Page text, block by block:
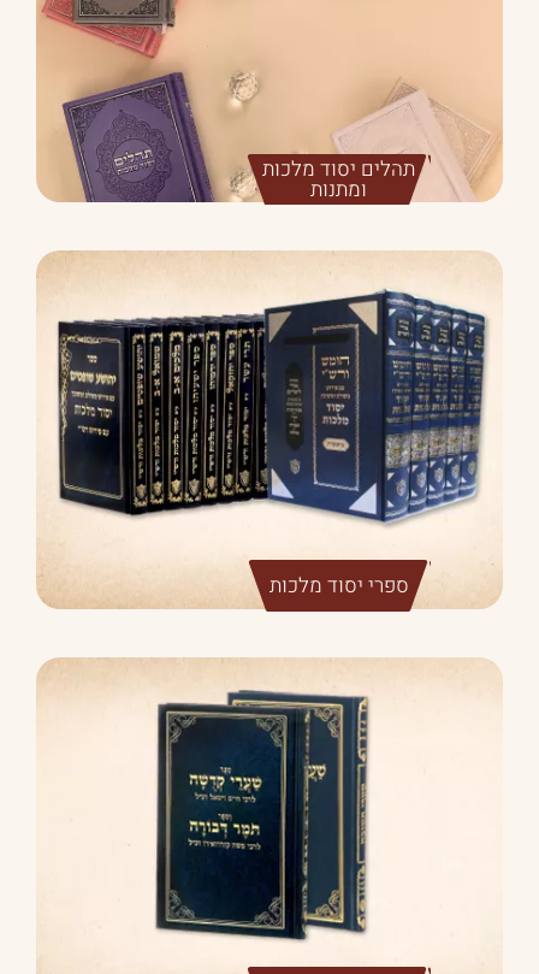
תהלים יסוד מלכות
ומתנות
ספרי יסוד מלכות